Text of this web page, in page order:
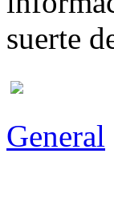
suerte
General